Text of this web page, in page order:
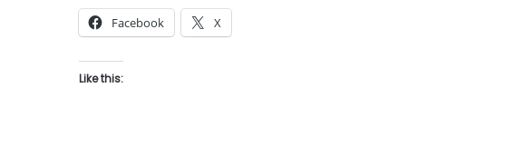
Facebook X
Like this: